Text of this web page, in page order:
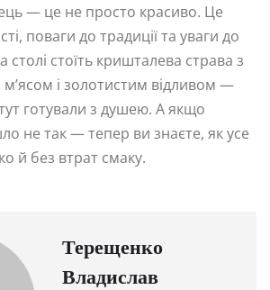
— це не просто красиво. Це
поваги до традиції та уваги до
столі стоїть кришталева страва з
і золотистим відливом —
готували з душею. А якщо
не так — тепер ви знаєте, як усе
й без втрат смаку.
Терещенко
Владислав